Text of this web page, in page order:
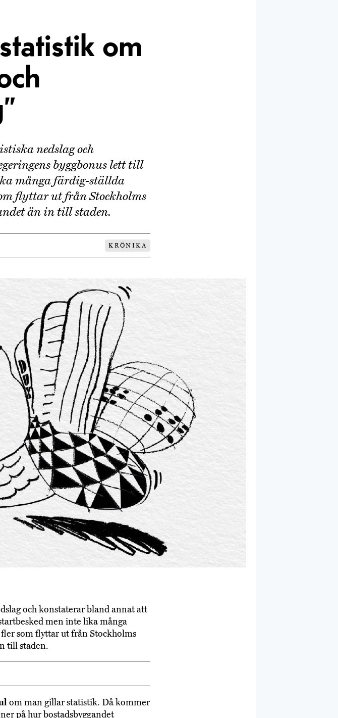
om
nedslag och
byggbonus lett till
många färdig-ställda
flyttar ut från Stockholms
än in till staden.
KRÖNIKA
och konstaterar bland annat att
men inte lika många
som flyttar ut från Stockholms
till staden.
om man gillar statistik. Då kommer
på hur bostadsbyggandet